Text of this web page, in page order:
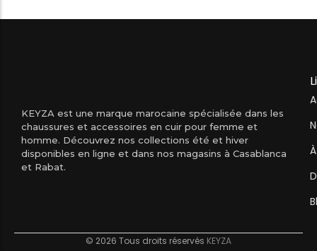
KEYZA est une marque marocaine spécialisée dans les
chaussures et accessoires en cuir pour femme et
homme. Découvrez nos collections été et hiver
disponibles en ligne et dans nos magasins à Casablanca
et Rabat.
© 2026 Tous droits réservés KEYZA